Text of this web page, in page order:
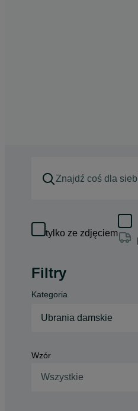
tylko ze zdjęciem
Filtry
Kategoria
Ubrania damskie
Wzór
Wszystkie